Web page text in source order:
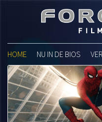
Foroxity
HOME NU IN DE BIOS